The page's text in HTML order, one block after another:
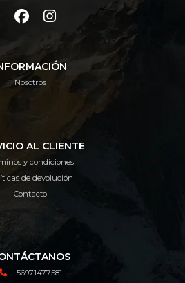
Nosotros
AL CLIENTE
y condiciones
de devolución
Contacto
+56971477581